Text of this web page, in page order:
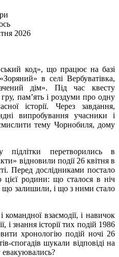
2026
код», що працює на базі
в селі Вербуватівка,
дім». Під час квесту
пам’ять і роздуми про одну
історії. Через завдання,
випробування учасники і
тему Чорнобиля, дому
підлітки перетворились в
відновили події 26 квітня в
Перед дослідниками постало
цієї родини: що сталося в ніч
що залишили, і що з ними стало
взаємодії, і навичок
і знання історії тих подій 1986
хронологію подій ночі 26
спогадів шукали відповіді на